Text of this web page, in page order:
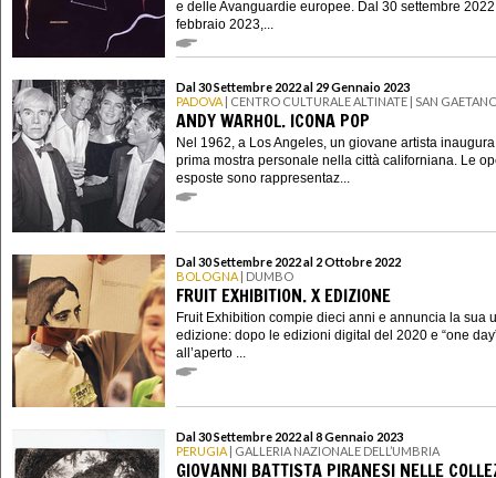
e delle Avanguardie europee. Dal 30 settembre
febbraio 2023,...
Dal 30 Settembre 2022 al 29 Gennaio 2023
PADOVA | CENTRO CULTURALE ALTINATE | SAN
ANDY WARHOL. ICONA POP
Nel 1962, a Los Angeles, un giovane artista
prima mostra personale nella città californiana. Le
esposte sono rappresentaz...
Dal 30 Settembre 2022 al 2 Ottobre 2022
BOLOGNA | DUMBO
FRUIT EXHIBITION. X EDIZIONE
Fruit Exhibition compie dieci anni e annuncia la sua
edizione: dopo le edizioni digital del 2020 e “one
all’aperto ...
Dal 30 Settembre 2022 al 8 Gennaio 2023
PERUGIA | GALLERIA NAZIONALE DELL’UMBRIA
GIOVANNI BATTISTA PIRANESI NELLE